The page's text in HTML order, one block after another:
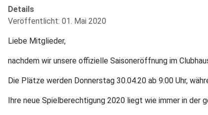
Details
Veröffentlicht: 01. Mai 2020
Liebe Mitglieder,
nachdem wir unsere offizielle Saisoneröffnung im
Die Plätze werden Donnerstag 30.04.20 ab 9:00 Uhr,
Ihre neue Spielberechtigung 2020 liegt wie immer in